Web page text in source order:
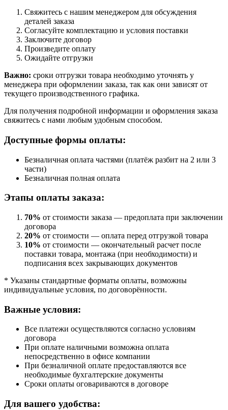
Свяжитесь с нашим менеджером для обсуждения
деталей заказа
Согласуйте комплектацию и условия поставки
Заключите договор
Произведите оплату
Ожидайте отгрузки
Важно: сроки отгрузки товара необходимо уточнять у
менеджера при оформлении заказа, так как они зависят от
текущего производственного графика.
Для получения подробной информации и оформления заказа
свяжитесь с нами любым удобным способом.
Доступные формы оплаты:
Безналичная оплата частями (платёж разбит на 2 или 3
части)
Безналичная полная оплата
Этапы оплаты заказа:
70% от стоимости заказа — предоплата при заключении
договора
20% от стоимости — оплата перед отгрузкой товара
10% от стоимости — окончательный расчет после
поставки товара, монтажа (при необходимости) и
подписания всех закрывающих документов
* Указаны стандартные форматы оплаты, возможны
индивидуальные условия, по договорённости.
Важные условия:
Все платежи осуществляются согласно условиям
договора
При оплате наличными возможна оплата
непосредственно в офисе компании
При безналичной оплате предоставляются все
необходимые бухгалтерские документы
Сроки оплаты оговариваются в договоре
Для вашего удобства: